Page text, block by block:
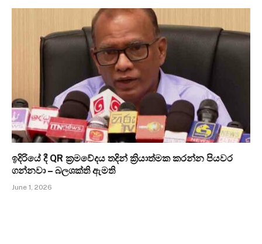
ඉදිරියේ දී QR ක්‍රමවේදය තදින් ක්‍රියාත්මක කරන්න පියවර
ගන්නවා – බලශක්ති ඇමති
June 1, 2026